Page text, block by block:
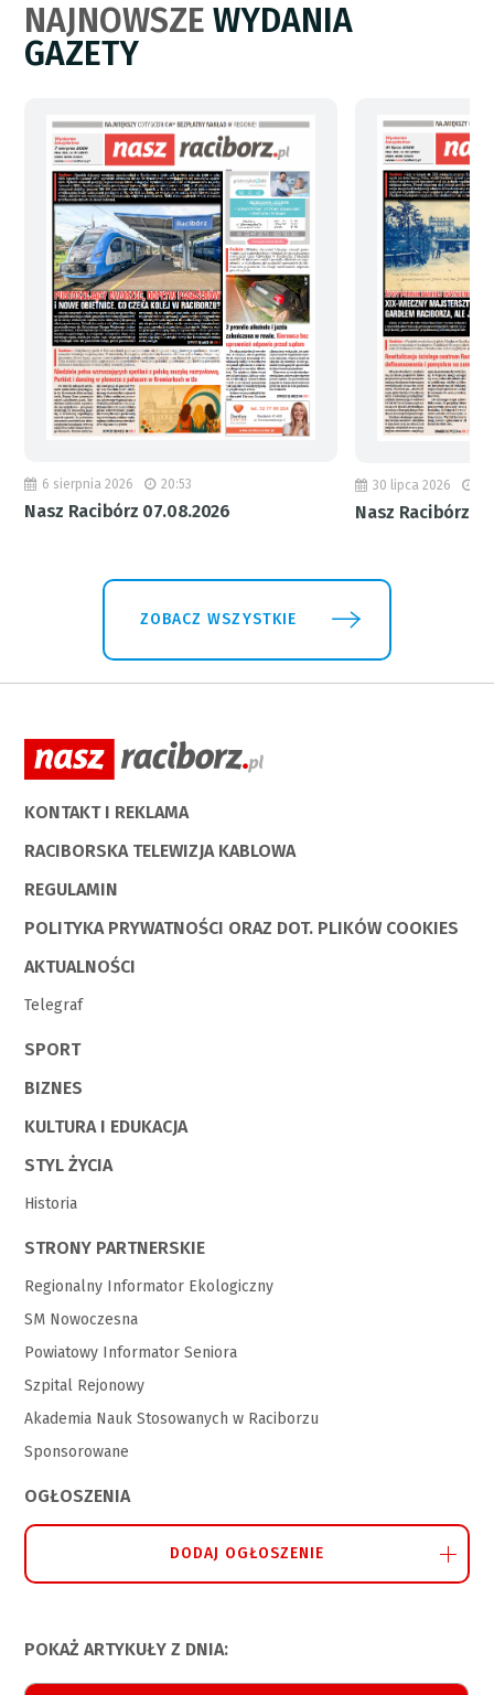
NAJNOWSZEWYDANIA
GAZETY
6 sierpnia 2026 20:53
Nasz Racibórz 07.08.2026
30 lipca 2026
Nasz Racibórz
ZOBACZ WSZYSTKIE
KONTAKT I REKLAMA
RACIBORSKA TELEWIZJA KABLOWA
REGULAMIN
POLITYKA PRYWATNOŚCI ORAZ DOT. PLIKÓW COOKIES
AKTUALNOŚCI
Telegraf
SPORT
BIZNES
KULTURA I EDUKACJA
STYL ŻYCIA
Historia
STRONY PARTNERSKIE
Regionalny Informator Ekologiczny
SM Nowoczesna
Powiatowy Informator Seniora
Szpital Rejonowy
Akademia Nauk Stosowanych w Raciborzu
Sponsorowane
OGŁOSZENIA
DODAJ OGŁOSZENIE
POKAŻ ARTYKUŁY Z DNIA: